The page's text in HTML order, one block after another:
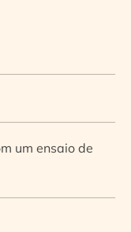
um ensaio de